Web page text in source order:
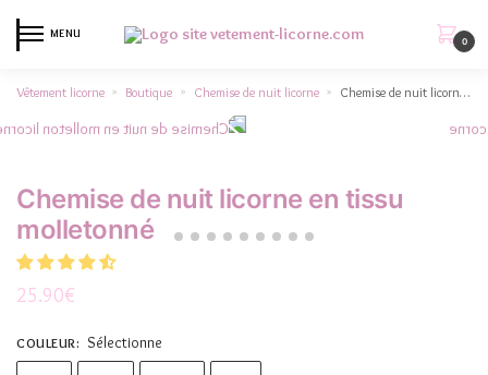
MENU
0
Vêtement licorne » Boutique » Chemise de nuit licorne » Chemise de nuit licorne en tissu molletonné
Chemise de nuit licorne en tissu
molletonné
25.90€
COULEUR: Sélectionne